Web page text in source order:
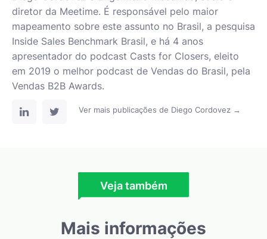
diretor da Meetime. É responsável pelo maior
mapeamento sobre este assunto no Brasil, a pesquisa
Inside Sales Benchmark Brasil, e há 4 anos
apresentador do podcast Casts for Closers, eleito
em 2019 o melhor podcast de Vendas do Brasil, pela
Vendas B2B Awards.
Ver mais publicações de Diego Cordovez →
Veja também
Mais informações